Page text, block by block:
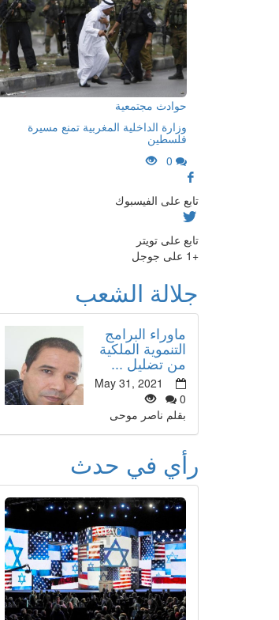
حوادث مجتمعية
وزارة الداخلية المغربية تمنع مسيرة
فلسطين
تابع على الفيسبوك
تابع على تويتر
+1 على جوجل
جلالة الشعب
ماوراء البرامج
التنموية الملكية
من تضليل ...
May 31, 2021
0
بقلم ناصر موحى
رأي في حدث